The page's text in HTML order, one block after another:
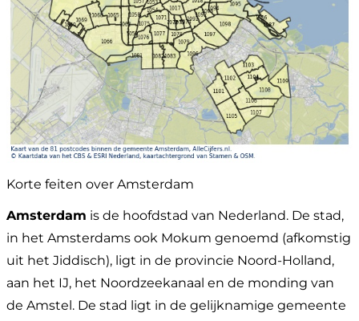
Korte feiten over Amsterdam
Amsterdam is de hoofdstad van Nederland. De stad,
in het Amsterdams ook Mokum genoemd (afkomstig
uit het Jiddisch), ligt in de provincie Noord-Holland,
aan het IJ, het Noordzeekanaal en de monding van
de Amstel. De stad ligt in de gelijknamige gemeente